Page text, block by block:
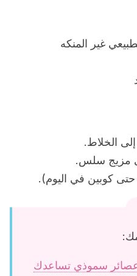
غير المنكه
الخلاط.
مزيج سلس.
كوبين في اليوم).
محيط الخصر – 4 عصائر سموذي تساعدك